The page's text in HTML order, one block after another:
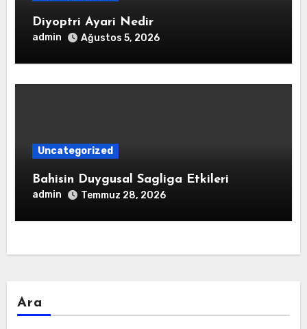
Diyoptri Ayari Nedir
admin Ağustos 5, 2026
Uncategorized
Bahisin Duygusal Sagliga Etkileri
admin Temmuz 28, 2026
Ara